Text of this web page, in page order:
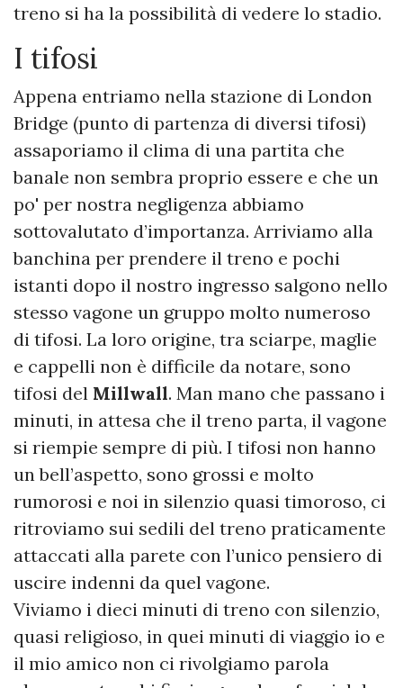
treno si ha la possibilità di vedere lo stadio.
I tifosi
Appena entriamo nella stazione di London
Bridge (punto di partenza di diversi tifosi)
assaporiamo il clima di una partita che
banale non sembra proprio essere e che un
po' per nostra negligenza abbiamo
sottovalutato d’importanza. Arriviamo alla
banchina per prendere il treno e pochi
istanti dopo il nostro ingresso salgono nello
stesso vagone un gruppo molto numeroso
di tifosi. La loro origine, tra sciarpe, maglie
e cappelli non è difficile da notare, sono
tifosi del Millwall. Man mano che passano i
minuti, in attesa che il treno parta, il vagone
si riempie sempre di più. I tifosi non hanno
un bell’aspetto, sono grossi e molto
rumorosi e noi in silenzio quasi timoroso, ci
ritroviamo sui sedili del treno praticamente
attaccati alla parete con l’unico pensiero di
uscire indenni da quel vagone.
Viviamo i dieci minuti di treno con silenzio,
quasi religioso, in quei minuti di viaggio io e
il mio amico non ci rivolgiamo parola